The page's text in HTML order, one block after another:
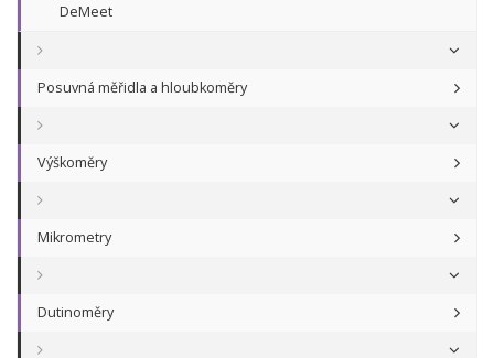
DeMeet
Posuvná měřidla a hloubkoměry
Výškoměry
Mikrometry
Dutinoměry